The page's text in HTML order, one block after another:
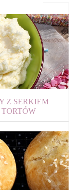
Z SERKIEM